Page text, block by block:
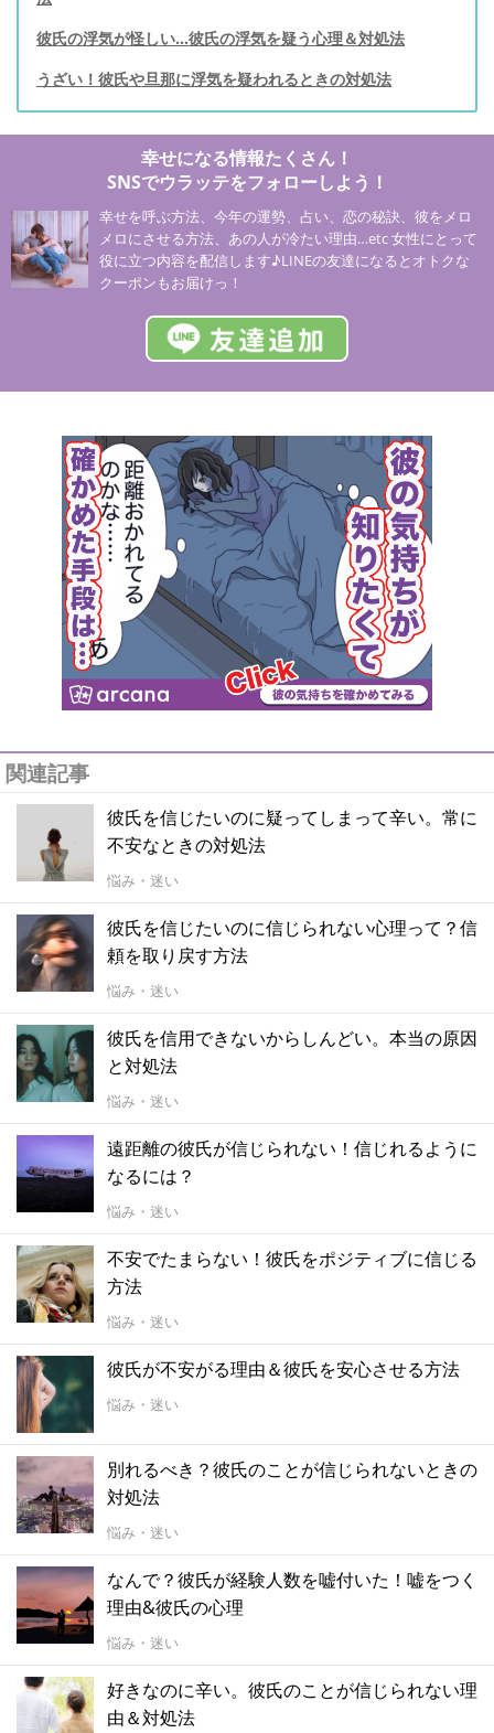
彼氏の浮気が怪しい...彼氏の浮気を疑う心理＆対処法
うざい！彼氏や旦那に浮気を疑われるときの対処法
幸せになる情報たくさん！
SNSでウラッテをフォローしよう！
幸せを呼ぶ方法、今年の運勢、占い、恋の秘訣、彼をメロ
メロにさせる方法、あの人が冷たい理由…etc 女性にとって
役に立つ内容を配信します♪LINEの友達になるとオトクな
クーポンもお届けっ！
関連記事
彼氏を信じたいのに疑ってしまって辛い。常に
不安なときの対処法
悩み・迷い
彼氏を信じたいのに信じられない心理って？信
頼を取り戻す方法
悩み・迷い
彼氏を信用できないからしんどい。本当の原因
と対処法
悩み・迷い
遠距離の彼氏が信じられない！信じれるように
なるには？
悩み・迷い
不安でたまらない！彼氏をポジティブに信じる
方法
悩み・迷い
彼氏が不安がる理由＆彼氏を安心させる方法
悩み・迷い
別れるべき？彼氏のことが信じられないときの
対処法
悩み・迷い
なんで？彼氏が経験人数を嘘付いた！嘘をつく
理由&彼氏の心理
悩み・迷い
好きなのに辛い。彼氏のことが信じられない理
由＆対処法